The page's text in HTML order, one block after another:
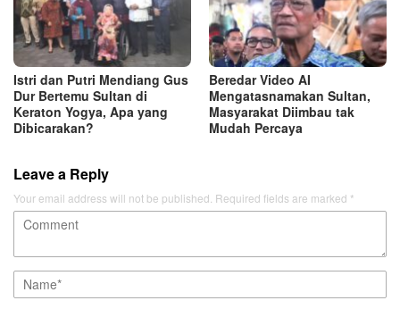
Istri dan Putri Mendiang Gus
Dur Bertemu Sultan di
Keraton Yogya, Apa yang
Dibicarakan?
Beredar Video AI
Mengatasnamakan Sultan,
Masyarakat Diimbau tak
Mudah Percaya
Leave a Reply
Your email address will not be published. Required fields are marked *